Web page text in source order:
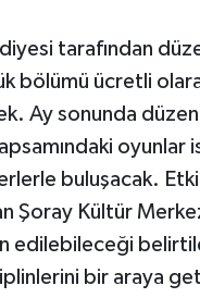
tarafından
bölümü ücretli
Ay sonunda
oyunlar
buluşacak.
Şoray Kültür
edilebileceği
bir araya